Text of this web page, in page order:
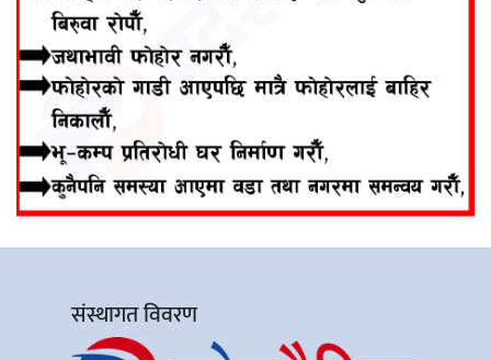
संस्थागत विवरण